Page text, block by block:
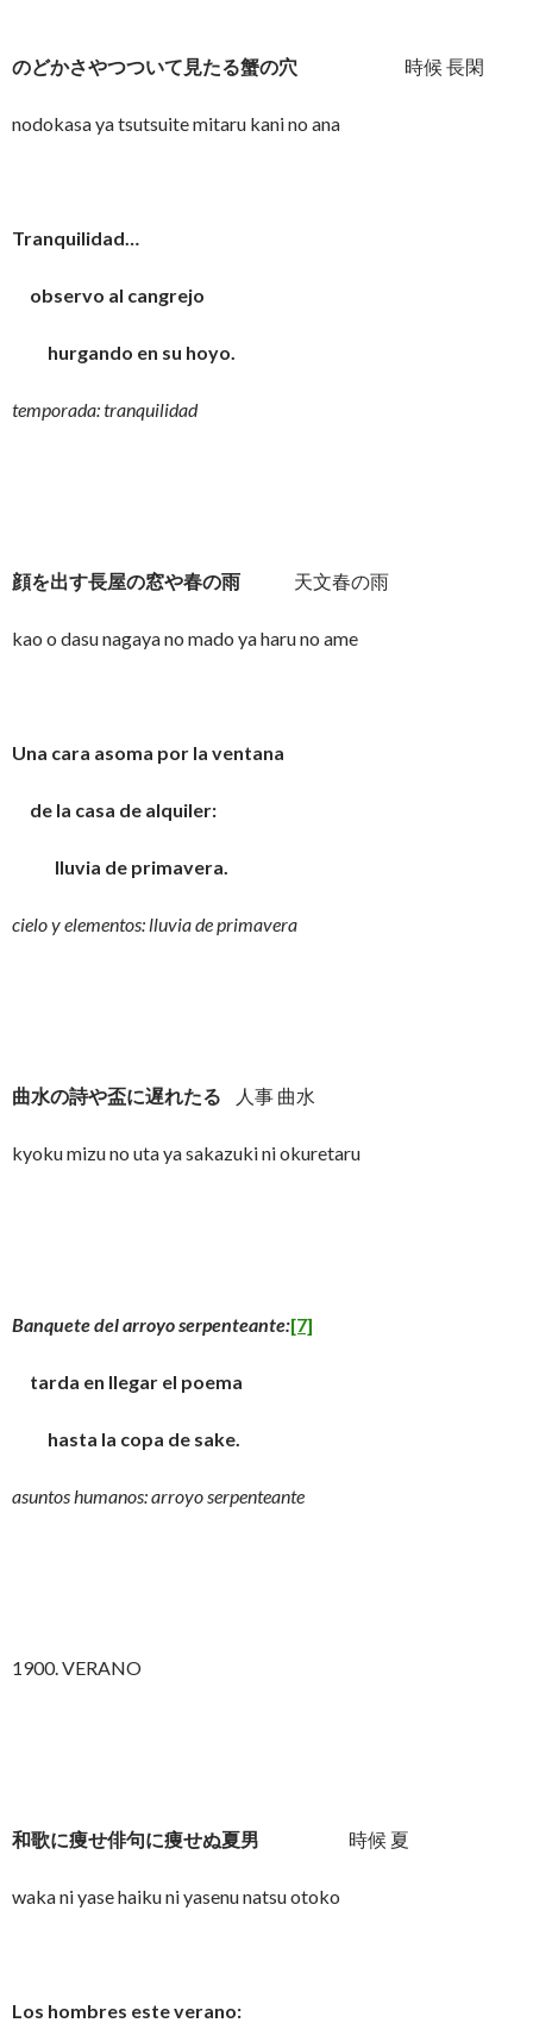
のどかさやつついて見たる蟹の穴 時候 長閑
nodokasa ya tsutsuite mitaru kani no ana
Tranquilidad…
observo al cangrejo
hurgando en su hoyo.
temporada: tranquilidad
顔を出す長屋の窓や春の雨 天文春の雨
kao o dasu nagaya no mado ya haru no ame
Una cara asoma por la ventana
de la casa de alquiler:
lluvia de primavera.
cielo y elementos: lluvia de primavera
曲水の詩や盃に遅れたる 人事 曲水
kyoku mizu no uta ya sakazuki ni okuretaru
Banquete del arroyo serpenteante:[7]
tarda en llegar el poema
hasta la copa de sake.
asuntos humanos: arroyo serpenteante
1900. VERANO
和歌に痩せ俳句に痩せぬ夏男 時候 夏
waka ni yase haiku ni yasenu natsu otoko
Los hombres este verano: